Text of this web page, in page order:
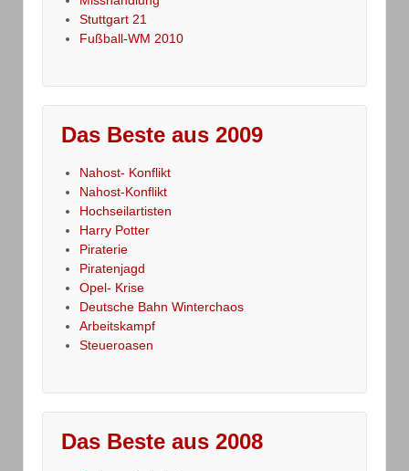
Stuttgart 21
Fußball-WM 2010
Das Beste aus 2009
Nahost- Konflikt
Nahost-Konflikt
Hochseilartisten
Harry Potter
Piraterie
Piratenjagd
Opel- Krise
Deutsche Bahn Winterchaos
Arbeitskampf
Steueroasen
Das Beste aus 2008